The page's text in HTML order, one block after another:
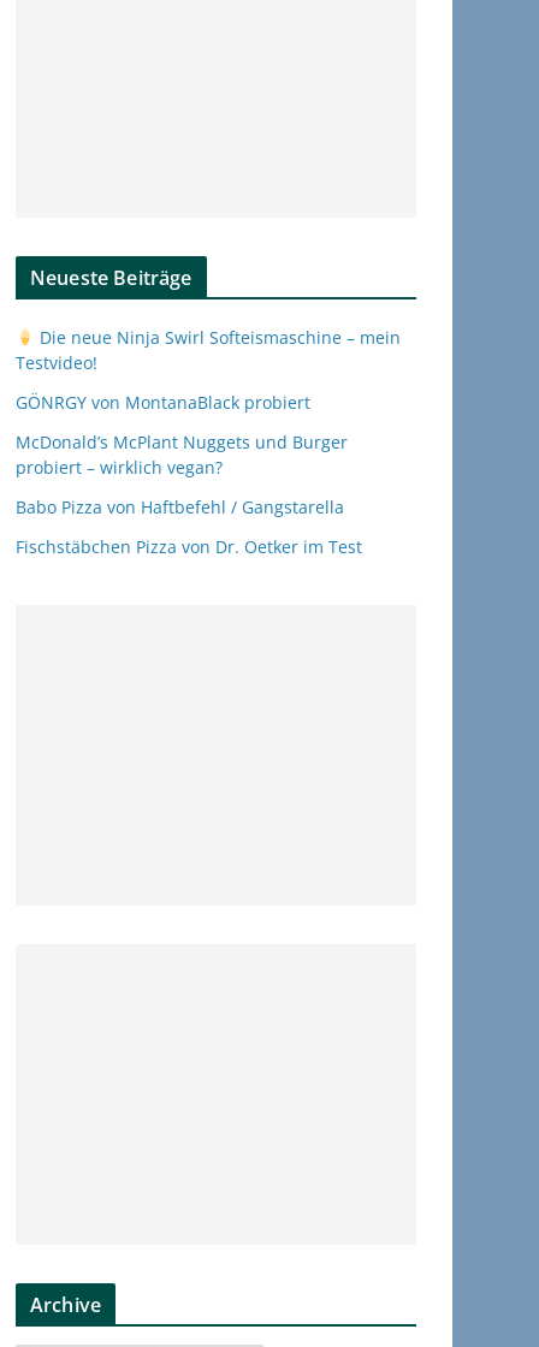
Neueste Beiträge
Die neue Ninja Swirl Softeismaschine – mein
Testvideo!
GÖNRGY von MontanaBlack probiert
McDonald’s McPlant Nuggets und Burger
probiert – wirklich vegan?
Babo Pizza von Haftbefehl / Gangstarella
Fischstäbchen Pizza von Dr. Oetker im Test
Archive